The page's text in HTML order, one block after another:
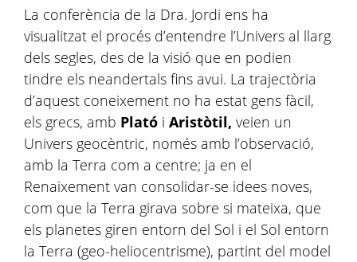
La conferència de la Dra. Jordi ens ha
visualitzat el procés d’entendre l’Univers al llarg
dels segles, des de la visió que en podien
tindre els neandertals fins avui. La trajectòria
d’aquest coneixement no ha estat gens fàcil,
els grecs, amb Plató i Aristòtil, veien un
Univers geocèntric, només amb l’observació,
amb la Terra com a centre; ja en el
Renaixement van consolidar-se idees noves,
com que la Terra girava sobre si mateixa, que
els planetes giren entorn del Sol i el Sol entorn
la Terra (geo-heliocentrisme), partint del model